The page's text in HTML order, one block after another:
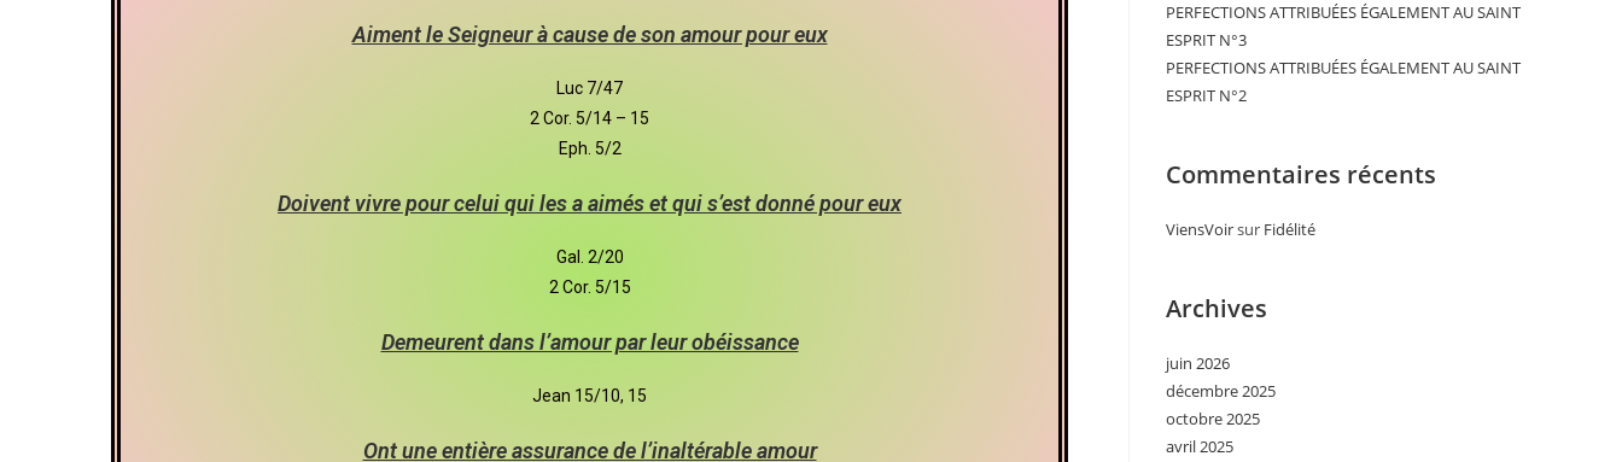
Aiment le Seigneur à cause de son amour pour eux
Luc 7/47
2 Cor. 5/14 – 15
Eph. 5/2
Doivent vivre pour celui qui les a aimés et qui s’est donné pour eux
Gal. 2/20
2 Cor. 5/15
Demeurent dans l’amour par leur obéissance
Jean 15/10, 15
Ont une entière assurance de l’inaltérable amour
PERFECTIONS ATTRIBUÉES ÉGALEMENT AU SAINT
ESPRIT N°3
PERFECTIONS ATTRIBUÉES ÉGALEMENT AU SAINT
ESPRIT N°2
Commentaires récents
ViensVoirsur Fidélité
Archives
juin 2026
décembre 2025
octobre 2025
avril 2025